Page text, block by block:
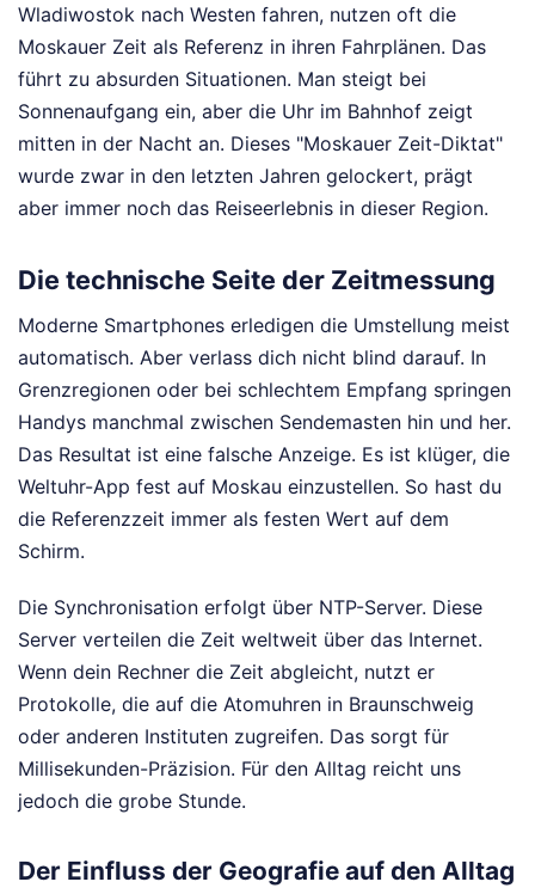
Wladiwostok nach Westen fahren, nutzen oft die
Moskauer Zeit als Referenz in ihren Fahrplänen. Das
führt zu absurden Situationen. Man steigt bei
Sonnenaufgang ein, aber die Uhr im Bahnhof zeigt
mitten in der Nacht an. Dieses "Moskauer Zeit-Diktat"
wurde zwar in den letzten Jahren gelockert, prägt
aber immer noch das Reiseerlebnis in dieser Region.
Die technische Seite der Zeitmessung
Moderne Smartphones erledigen die Umstellung meist
automatisch. Aber verlass dich nicht blind darauf. In
Grenzregionen oder bei schlechtem Empfang springen
Handys manchmal zwischen Sendemasten hin und her.
Das Resultat ist eine falsche Anzeige. Es ist klüger, die
Weltuhr-App fest auf Moskau einzustellen. So hast du
die Referenzzeit immer als festen Wert auf dem
Schirm.
Die Synchronisation erfolgt über NTP-Server. Diese
Server verteilen die Zeit weltweit über das Internet.
Wenn dein Rechner die Zeit abgleicht, nutzt er
Protokolle, die auf die Atomuhren in Braunschweig
oder anderen Instituten zugreifen. Das sorgt für
Millisekunden-Präzision. Für den Alltag reicht uns
jedoch die grobe Stunde.
Der Einfluss der Geografie auf den Alltag